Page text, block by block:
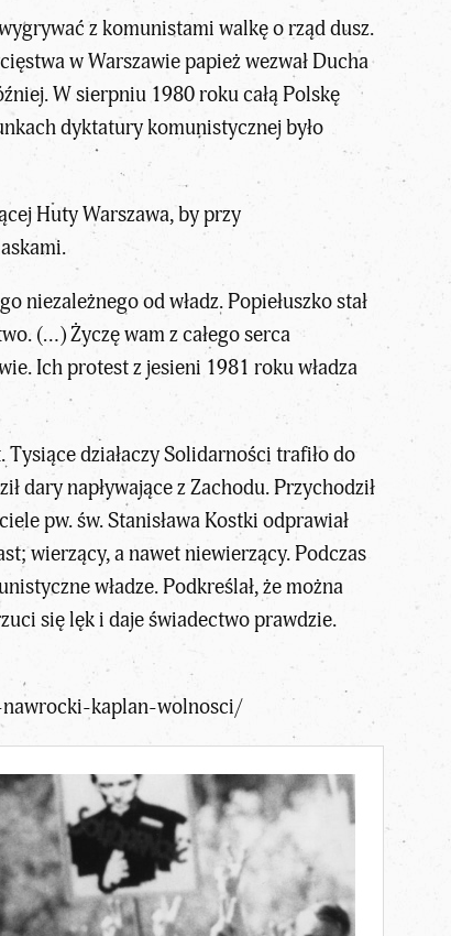
z komunistami walkę o rząd dusz.
w Warszawie papież wezwał Ducha
W sierpniu 1980 roku całą Polskę
dyktatury komunistycznej było
Huty Warszawa, by przy
od władz. Popiełuszko stał
(…) Życzę wam z całego serca
Ich protest z jesieni 1981 roku władza
działaczy Solidarności trafiło do
dary napływające z Zachodu. Przychodził
pw. św. Stanisława Kostki odprawiał
wierzący, a nawet niewierzący. Podczas
władze. Podkreślał, że można
się lęk i daje świadectwo prawdzie.
kaplan-wolnosci/